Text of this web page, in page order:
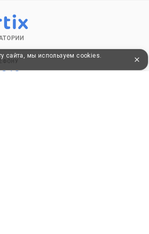
сайта, мы используем cookies.